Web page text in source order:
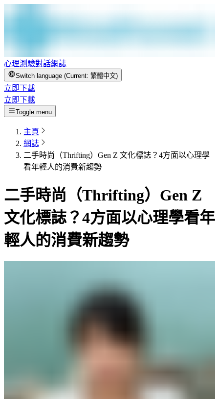
心理測驗對話網誌
Switch language (Current: 繁體中文)
立即下載
立即下載
Toggle menu
主頁
網誌
二手時尚（Thrifting）Gen Z 文化標誌？4方面以心理學
看年輕人的消費新趨勢
二手時尚（Thrifting）Gen Z
文化標誌？4方面以心理學看年
輕人的消費新趨勢